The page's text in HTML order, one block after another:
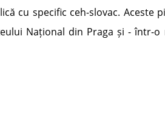
cu specific ceh-slovac. Aceste
Național din Praga și - într-